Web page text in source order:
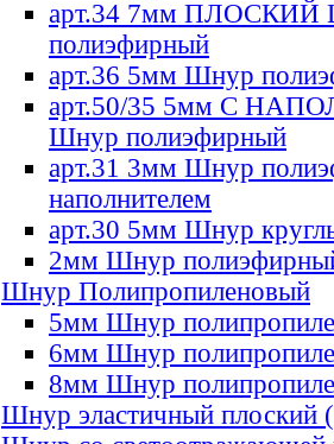
арт.34 7мм ПЛОСКИЙ
полиэфирный
арт.36 5мм Шнур
арт.50/35 5мм С
Шнур полиэфирный
арт.31 3мм Шнур
наполнителем
арт.30 5мм Шнур
2мм Шнур
Шнур Полипропиленовый
5мм Шнур
6мм Шнур
8мм Шнур
Шнур эластичный плоский